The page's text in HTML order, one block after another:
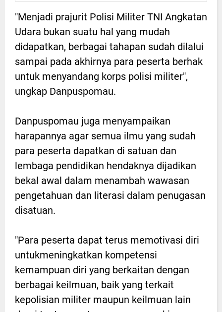
"Menjadi prajurit Polisi Militer TNI Angkatan
Udara bukan suatu hal yang mudah
didapatkan, berbagai tahapan sudah dilalui
sampai pada akhirnya para peserta berhak
untuk menyandang korps polisi militer",
ungkap Danpuspomau.
Danpuspomau juga menyampaikan
harapannya agar semua ilmu yang sudah
para peserta dapatkan di satuan dan
lembaga pendidikan hendaknya dijadikan
bekal awal dalam menambah wawasan
pengetahuan dan literasi dalam penugasan
disatuan.
"Para peserta dapat terus memotivasi diri
untukmeningkatkan kompetensi
kemampuan diri yang berkaitan dengan
berbagai keilmuan, baik yang terkait
kepolisian militer maupun keilmuan lain